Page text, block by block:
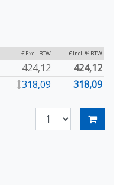
€ Excl. BTW € Incl. % BTW
424,12 424,12
318,09 318,09